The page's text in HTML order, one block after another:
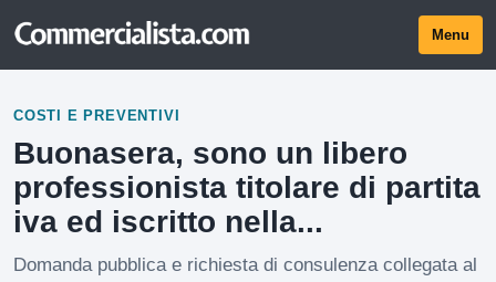
Menu
COSTI E PREVENTIVI
Buonasera, sono un libero
professionista titolare di partita
iva ed iscritto nella...
Domanda pubblica e richiesta di consulenza collegata al